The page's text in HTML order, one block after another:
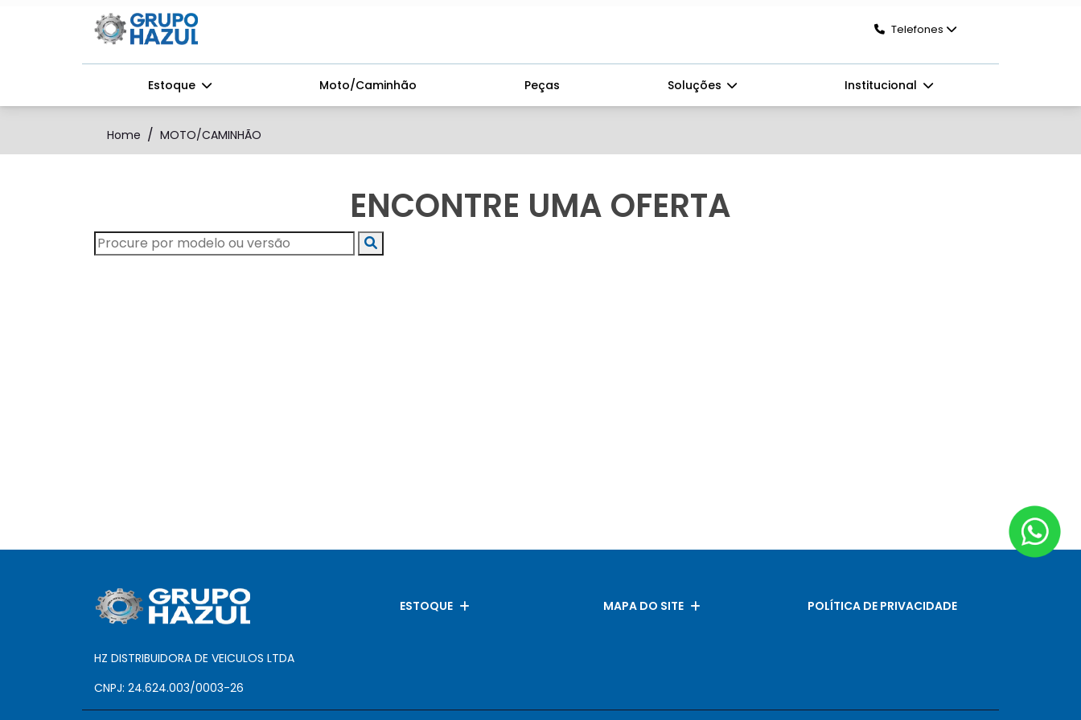
Telefones
Estoque Moto/Caminhão Peças Soluções Institucional
Home MOTO/CAMINHÃO
ENCONTRE UMA OFERTA
ESTOQUE MAPA DO SITE POLÍTICA DE PRIVACIDADE
HZ DISTRIBUIDORA DE VEICULOS LTDA
CNPJ: 24.624.003/0003-26